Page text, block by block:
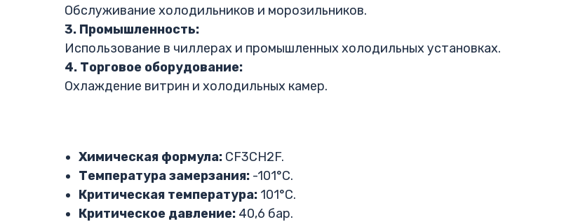
Обслуживание холодильников и морозильников.
3. Промышленность:
Использование в чиллерах и промышленных холодильных установках.
4. Торговое оборудование:
Охлаждение витрин и холодильных камер.
Химическая формула: CF3CH2F.
Температура замерзания: -101°C.
Критическая температура: 101°C.
Критическое давление: 40,6 бар.